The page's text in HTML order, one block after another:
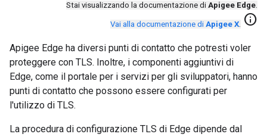
Stai visualizzando la documentazione di Apigee Edge.
Vai alla documentazione di Apigee X. info
Apigee Edge ha diversi punti di contatto che potresti voler
proteggere con TLS. Inoltre, i componenti aggiuntivi di
Edge, come il portale per i servizi per gli sviluppatori, hanno
punti di contatto che possono essere configurati per
l'utilizzo di TLS.
La procedura di configurazione TLS di Edge dipende dal